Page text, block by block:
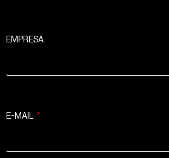
EMPRESA
E-MAIL